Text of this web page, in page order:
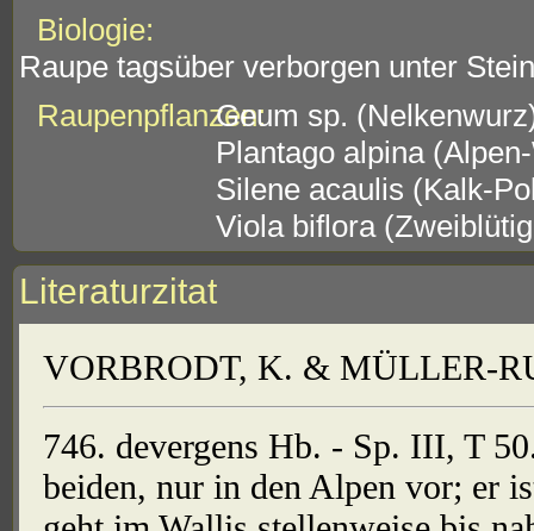
Biologie:
Raupe tagsüber verborgen unter
Raupenpflanzen:Geum sp.
Plantago alpina
Silene acaulis (Kalk-
Viola biflora
Literaturzitat
VORBRODT, K. & MÜLLER-
746. devergens Hb. - Sp. III, T
beiden, nur in den Alpen vor; er